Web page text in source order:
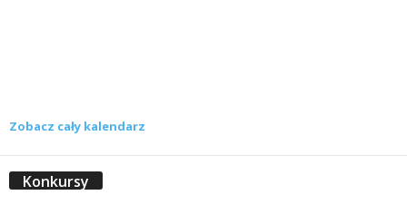
Zobacz cały kalendarz
Konkursy